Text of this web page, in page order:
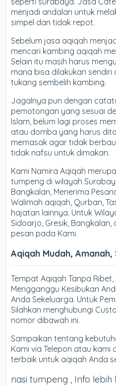
menjadi andalan untuk
simpel dan tidak repot.
Sebelum jasa aqiqah
mencari kambing aqiqah
Selain itu masih harus
mana bisa dilakukan
tukang sembelih kambing.
Jagalnya pun dengan
pemotongan yang sesuai
Islam, belum lagi proses
atau domba yang harus
memasak agar tidak
tidak nafsu untuk dimakan.
Kami Namira Aqiqah
tumpeng di wilayah
Bangkalan, Menerima
Walimah aqiqah, Qurban,
hajatan lainnya. Untuk
Sidoarjo, Gresik, Bangkalan,
pesan pada Kami.
Aqiqah Mudah,
Tempat Aqiqah Tanpa Ribet,
Mengganggu Kesibukan
Anda Sekeluarga. Untuk
Silahkan menghubungi
nomor dibawah ini.
Sampaikan tentang
Kami via Telepon atau kami
terbaik untuk aqiqah Anda
nasi tumpeng , Info lebih